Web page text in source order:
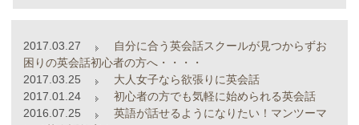
2017.03.27
自分に合う英会話スクールが見つからずお
困りの英会話初心者の方へ・・・・
2017.03.25
大人女子なら欲張りに英会話
2017.01.24
初心者の方でも気軽に始められる英会話
2016.07.25
英語が話せるようになりたい！マンツーマ